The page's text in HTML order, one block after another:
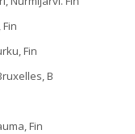
Fin
B
Fin